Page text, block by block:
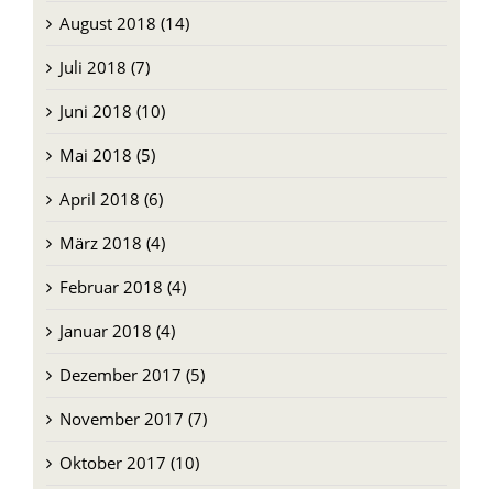
September 2018 (12)
August 2018 (14)
Juli 2018 (7)
Juni 2018 (10)
Mai 2018 (5)
April 2018 (6)
März 2018 (4)
Februar 2018 (4)
Januar 2018 (4)
Dezember 2017 (5)
November 2017 (7)